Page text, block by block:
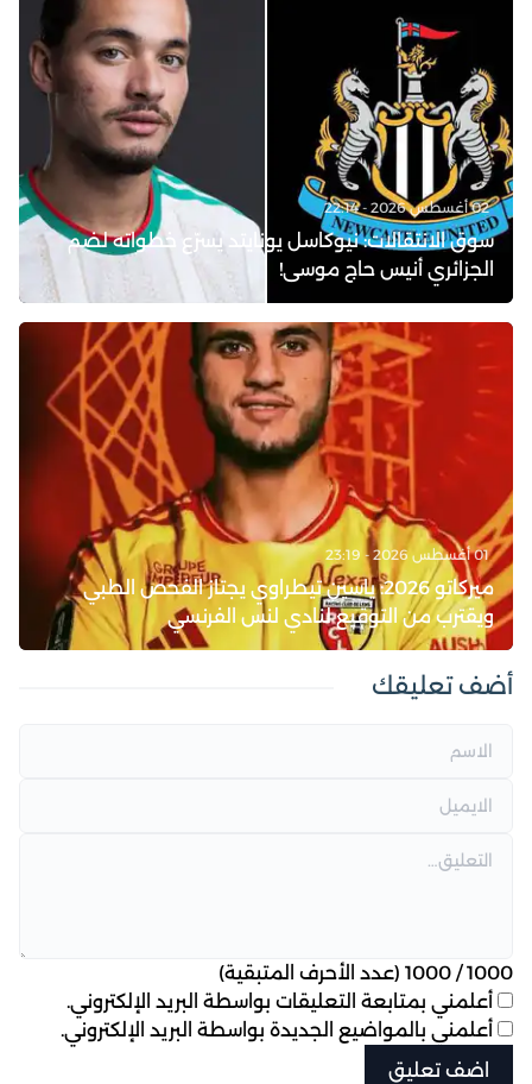
02 أغسطس 2026 - 22:14
سوق الانتقالات: نيوكاسل يونايتد يسرّع خطواته لضم
الجزائري أنيس حاج موسى!
01 أغسطس 2026 - 23:19
ميركاتو 2026: ياسين تيطراوي يجتاز الفحص الطبي
ويقترب من التوقيع لنادي لنس الفرنسي
أضف تعليقك
1000
/
1000 (عدد الأحرف المتبقية)
أعلمني بمتابعة التعليقات بواسطة البريد الإلكتروني.
أعلمني بالمواضيع الجديدة بواسطة البريد الإلكتروني.